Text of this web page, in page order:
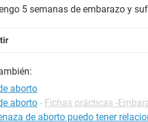
5 semanas de embarazo y
aborto
aborto - Fichas prácticas -
de aborto puedo tener